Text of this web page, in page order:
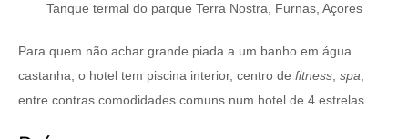
Tanque termal do parque Terra Nostra, Furnas, Açores
Para quem não achar grande piada a um banho em água
castanha, o hotel tem piscina interior, centro de fitness spa
entre contras comodidades comuns num hotel de 4 estrelas.